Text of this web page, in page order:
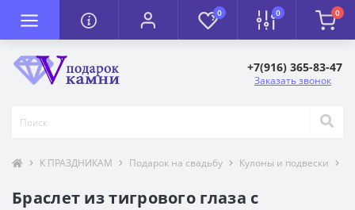
0 0 0
+7(916) 365-83-47
Заказать звонок
К ПРАЗДНИКАМ Подарок на свадьбу Кулоны и подвески
Браслет из тигрового глаза с